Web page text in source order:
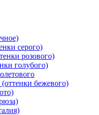
серого)
розового)
голубого)
бежевого)